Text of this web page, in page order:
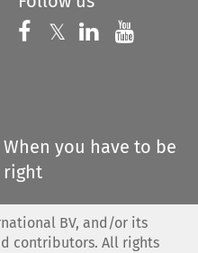
Follow us on
𝕏 Follow us on
Follow us
When you have to be
right
BV, and/or its
contributors. All rights